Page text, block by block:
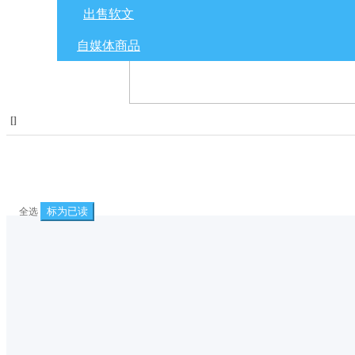
出售软文
自媒体商品
[]
全选 标为已读